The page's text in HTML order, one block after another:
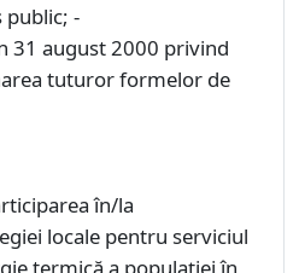
-
31 august 2000 privind
tuturor formelor de
în/la
locale pentru serviciul